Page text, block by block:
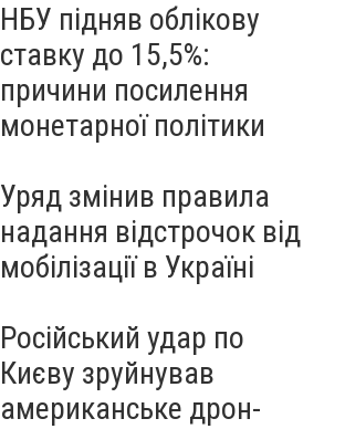
НБУ підняв облікову
ставку до 15,5%:
причини посилення
монетарної політики
Уряд змінив правила
надання відстрочок від
мобілізації в Україні
Російський удар по
Києву зруйнував
американське дрон-